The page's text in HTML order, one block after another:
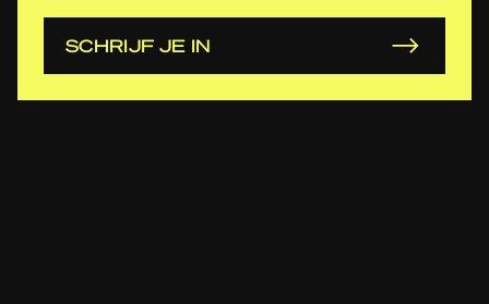
SCHRIJF JE IN